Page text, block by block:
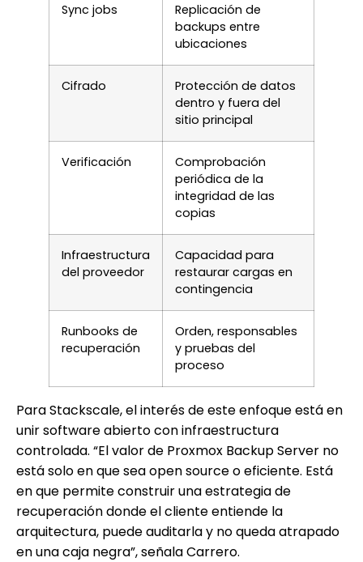
Sync jobs
Replicación de
backups entre
ubicaciones
Cifrado
Protección de datos
dentro y fuera del
sitio principal
Verificación
Comprobación
periódica de la
integridad de las
copias
Infraestructura
del proveedor
Capacidad para
restaurar cargas en
contingencia
Runbooks de
recuperación
Orden, responsables
y pruebas del
proceso
Para Stackscale, el interés de este enfoque está en
unir software abierto con infraestructura
controlada. “El valor de Proxmox Backup Server no
está solo en que sea open source o eficiente. Está
en que permite construir una estrategia de
recuperación donde el cliente entiende la
arquitectura, puede auditarla y no queda atrapado
en una caja negra”, señala Carrero.